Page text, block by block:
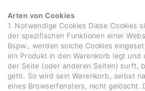
Arten von Cookies
1. Notwen­dige Cookies Diese Cookies
der spezi­fi­schen Funk­tionen einer
Bspw., werden solche Cookies
ein Produkt in den Waren­korb legt
der Seite (oder anderen Seiten) surft,
geht. So wird sein Waren­korb, selbst
eines Brow­ser­fens­ters, nicht gelöscht.